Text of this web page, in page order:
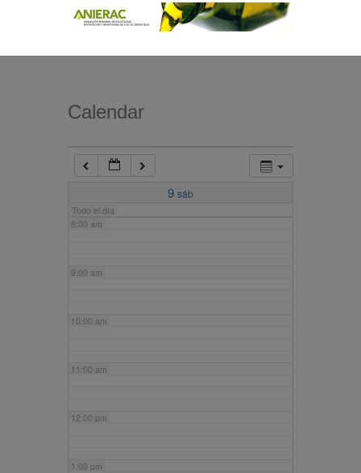
Calendar
9 sáb
Todo el día
7:00 am
8:00 am
9:00 am
10:00 am
11:00 am
12:00 pm
1:00 pm